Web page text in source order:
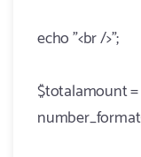
echo "<br />";
$totalamount =